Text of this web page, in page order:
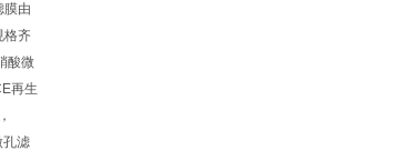
膜由
格齐
酸微
再生
孔滤